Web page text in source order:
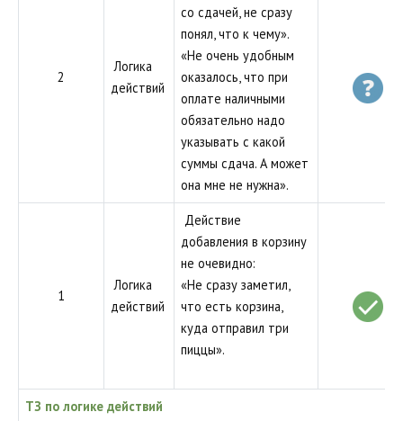
2
Логика
действий
со сдачей, не сразу
понял, что к чему».
«Не очень удобным
оказалось, что при
оплате наличными
обязательно надо
указывать с какой
суммы сдача. А может
она мне не нужна».
1
Логика
действий
Действие
добавления в корзину
не очевидно:
«Не сразу заметил,
что есть корзина,
куда отправил три
пиццы».
ТЗ по логике действий